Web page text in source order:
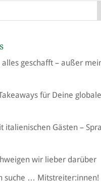
alles geschafft – außer
für Deine
italienischen Gästen –
wir lieber darüber
suche … Mitstreiter:innen!